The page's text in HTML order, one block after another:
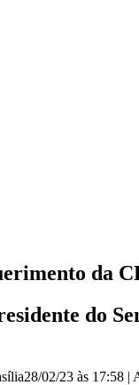
da
do
28/02/23 às 17:58 |